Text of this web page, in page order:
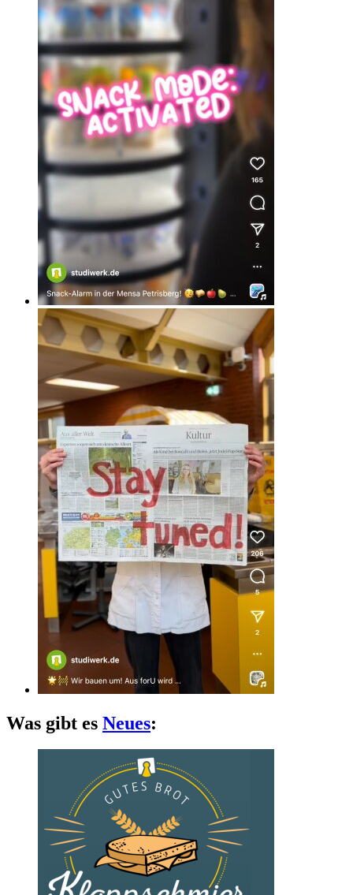
Was gibt es Neues: